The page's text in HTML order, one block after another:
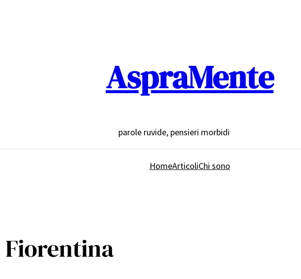
AspraMente
parole ruvide, pensieri morbidi
HomeArticoliChi sono
Fiorentina